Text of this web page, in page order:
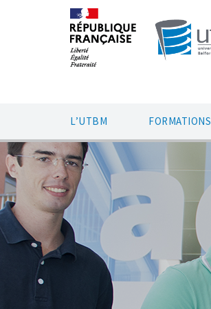
L’UTBM FORMATIONS